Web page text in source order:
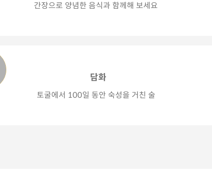
간장으로 양념한 음식과 함께해 보세요
담화
토굴에서 100일 동안 숙성을 거친 술